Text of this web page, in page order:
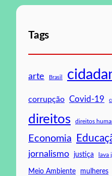
Tags
arte Brasil
corrupção Covid-19
direitos direitos
Economia
jornalismo justiça lava
Meio Ambiente mulheres